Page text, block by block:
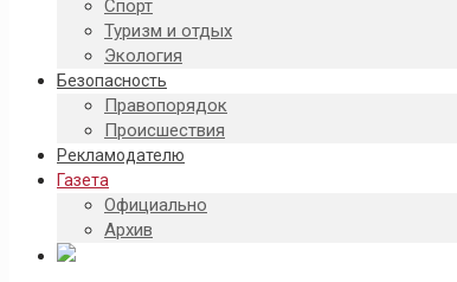
Спорт
Туризм и отдых
Экология
Безопасность
Правопорядок
Происшествия
Рекламодателю
Газета
Официально
Архив